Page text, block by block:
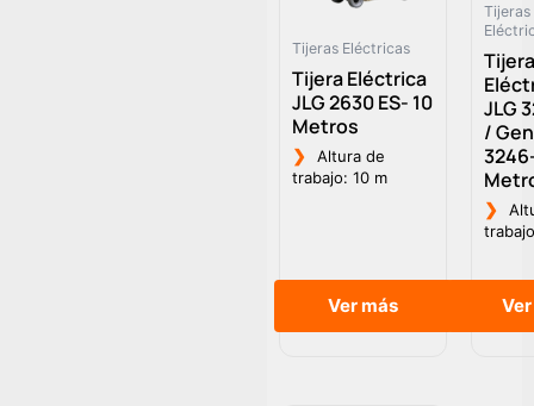
Tijeras Eléctricas
Tijera Eléctrica
JLG 2630 ES- 10
Metros
❯
Altura de
trabajo: 10 m
Ver más
Tijeras
Tijera
JLG
/
❯